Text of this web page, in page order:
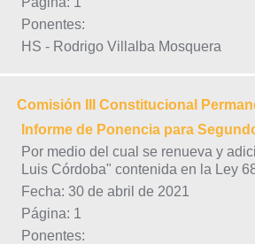
Ponentes:
HS - Rodrigo Villalba Mosquera
Comisión III Constitucional
Informe de Ponencia para
Por medio del cual se renueva y
Luis Córdoba" contenida en la Ley
Fecha: 30 de abril de 2021
Página: 1
Ponentes: